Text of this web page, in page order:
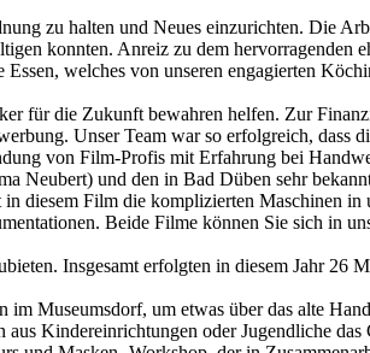
zu halten und Neues einzurichten. Die
konnten. Anreiz zu dem hervorragenden
welches von unseren engagierten
für die Zukunft bewahren helfen. Zur
Unser Team war so erfolgreich, dass
von Film-Profis mit Erfahrung bei
Neubert) und den in Bad Düben sehr
diesem Film die komplizierten Maschinen in
Beide Filme können Sie sich in
Insgesamt erfolgten in diesem Jahr 26
Museumsdorf, um etwas über das alte
Kindereinrichtungen oder Jugendliche